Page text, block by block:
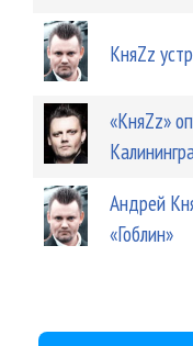
КняZz
«КняZz»
Андрей
«Гоблин»